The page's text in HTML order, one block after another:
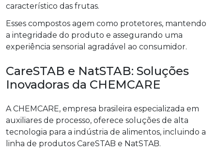
característico das frutas.
Esses compostos agem como protetores, mantendo
a integridade do produto e assegurando uma
experiência sensorial agradável ao consumidor.
CareSTAB e NatSTAB: Soluções
Inovadoras da CHEMCARE
A CHEMCARE, empresa brasileira especializada em
auxiliares de processo, oferece soluções de alta
tecnologia para a indústria de alimentos, incluindo a
linha de produtos CareSTAB e NatSTAB.